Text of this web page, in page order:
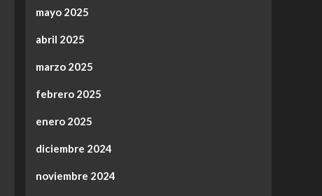
mayo 2025
abril 2025
marzo 2025
febrero 2025
enero 2025
diciembre 2024
noviembre 2024